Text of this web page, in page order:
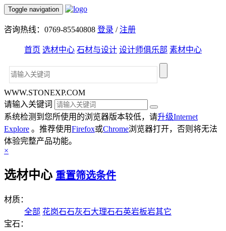
Toggle navigation
咨询热线：0769-85540808 登录 /注册
首页 选材中心 石材与设计 设计师俱乐部 素材中心
WWW.STONEXP.COM
请输入关键词
系统检测到您所使用的浏览器版本较低，请升级Internet
Explore 。推荐使用Firefox或Chrome浏览器打开，否则将无法
体验完整产品功能。
×
选材中心 重置筛选条件
材质：
全部 花岗石石灰石大理石石英岩板岩其它
宝石：